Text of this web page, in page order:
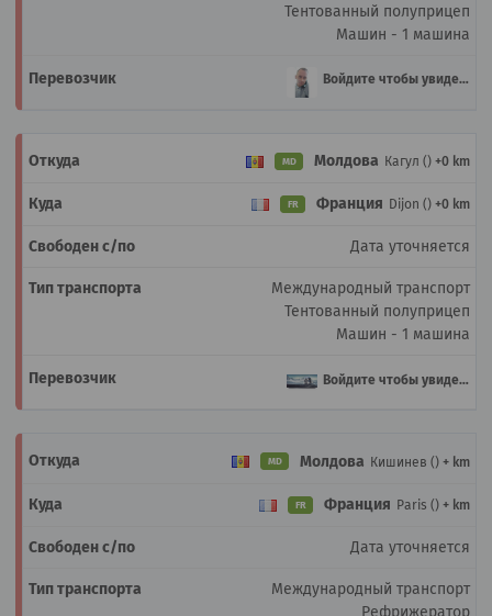
Тентованный полуприцеп
Машин - 1 машина
Войдите чтобы увидеть
MD Молдова Кагул () +0 km
FR Франция Dijon () +0 km
Дата уточняется
Международный транспорт
Тентованный полуприцеп
Машин - 1 машина
Войдите чтобы увидеть
MD Молдова Кишинев () + km
FR Франция Paris () + km
Дата уточняется
Международный транспорт
Рефрижератор